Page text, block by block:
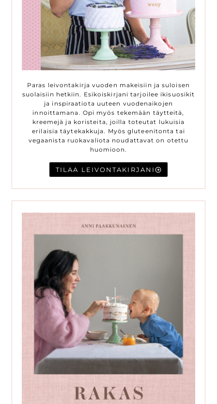
Paras leivontakirja vuoden makeisiin ja suloisen
suolaisiin hetkiin. Esikoiskirjani tarjoilee ikisuosikit
ja inspiraatiota uuteen vuodenaikojen
innoittamana. Opi myös tekemään täytteitä,
kreemejä ja koristeita, joilla toteutat lukuisia
erilaisia täytekakkuja. Myös gluteenitonta tai
vegaanista ruokavaliota noudattavat on otettu
huomioon.
TILAA LEIVONTAKIRJANI